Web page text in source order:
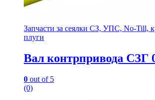
Запчасти за сеялки СЗ, УПС, No-Till,
плуги
Вал контрпривода СЗГ
0 out of 5
(0)